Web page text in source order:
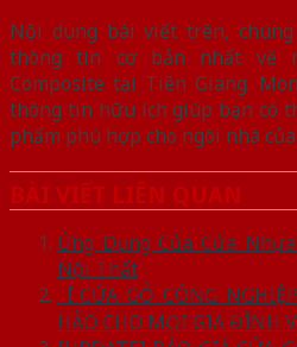
Nội dung bài viết trên,
thông tin cơ bản nhất về
Composite tại Tiền Giang.
thông tin hữu ích giúp bạn có
phẩm phù hợp cho ngôi nhà
BÀI VIẾT LIÊN QUAN
Ứng Dụng Của Cửa
Nội Thất
【CỬA GỖ CÔNG
HẢO CHO MỌI GIA ĐÌNH